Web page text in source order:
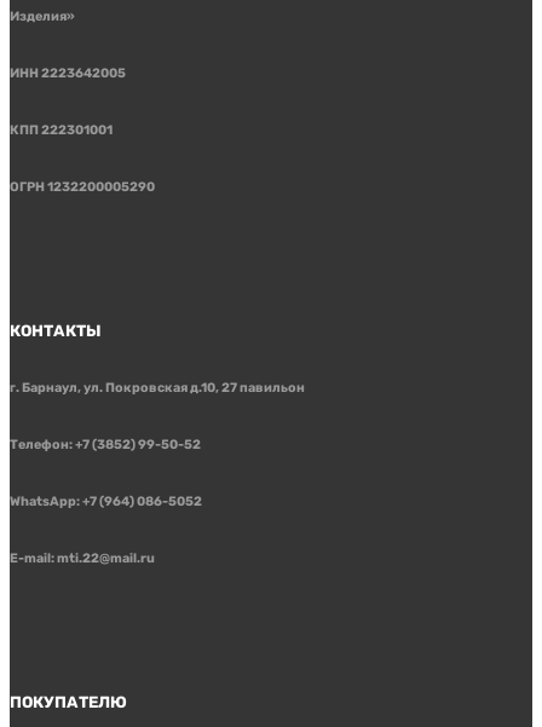
Изделия»
ИНН 2223642005
КПП 222301001
ОГРН 1232200005290
КОНТАКТЫ
г. Барнаул, ул. Покровская д.10, 27 павильон
Телефон: +7 (3852) 99-50-52
WhatsApp: +7 (964) 086-5052
E-mail: mti.22@mail.ru
ПОКУПАТЕЛЮ